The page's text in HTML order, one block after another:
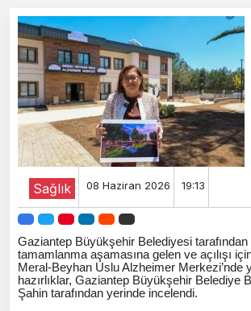
Sağlık 08 Haziran 2026 19:13
Gaziantep Büyükşehir Belediyesi tarafından
tamamlanma aşamasına gelen ve açılışı
Meral-Beyhan Uslu Alzheimer Merkezi’nde
hazırlıklar, Gaziantep Büyükşehir Belediye
Şahin tarafından yerinde incelendi.